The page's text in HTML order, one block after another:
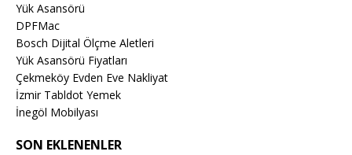
Yük Asansörü
DPFMac
Bosch Dijital Ölçme Aletleri
Yük Asansörü Fiyatları
Çekmeköy Evden Eve Nakliyat
İzmir Tabldot Yemek
İnegöl Mobilyası
SON EKLENENLER